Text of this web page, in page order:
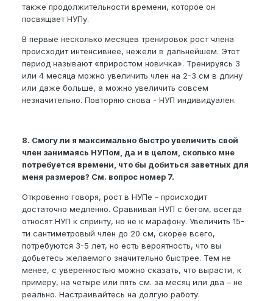
также продолжительности времени, которое он
посвящает НУПу.
В первые несколько месяцев тренировок рост члена
происходит интенсивнее, нежели в дальнейшем. Этот
период называют «приростом новичка». Тренируясь 3
или 4 месяца можно увеличить член на 2-3 см в длину
или даже больше, а можно увеличить совсем
незначительно. Повторяю снова - НУП индивидуален.
8. Смогу ли я максимально быстро увеличить свой
член занимаясь НУПом, да и в целом, сколько мне
потребуется времени, что бы добиться заветных для
меня размеров? См. вопрос номер 7.
Откровенно говоря, рост в НУПе - происходит
достаточно медленно. Сравнивая НУП с бегом, всегда
относят НУП к спринту, но не к марафону. Увеличить 15-
ти сантиметровый член до 20 см, скорее всего,
потребуются 3-5 лет, но есть вероятность, что вы
добьетесь желаемого значительно быстрее. Тем не
менее, с уверенностью можно сказать, что вырасти, к
примеру, на четыре или пять см. за месяц или два – не
реально. Настраивайтесь на долгую работу.